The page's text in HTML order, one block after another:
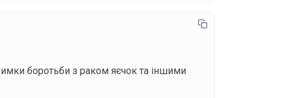
боротьби з раком яєчок та іншими